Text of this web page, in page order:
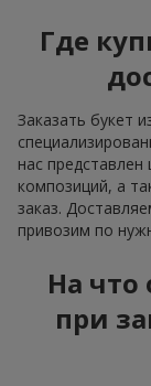
Где
Заказать букет
нас
композиций, а
заказ.
привозим по
На что
при